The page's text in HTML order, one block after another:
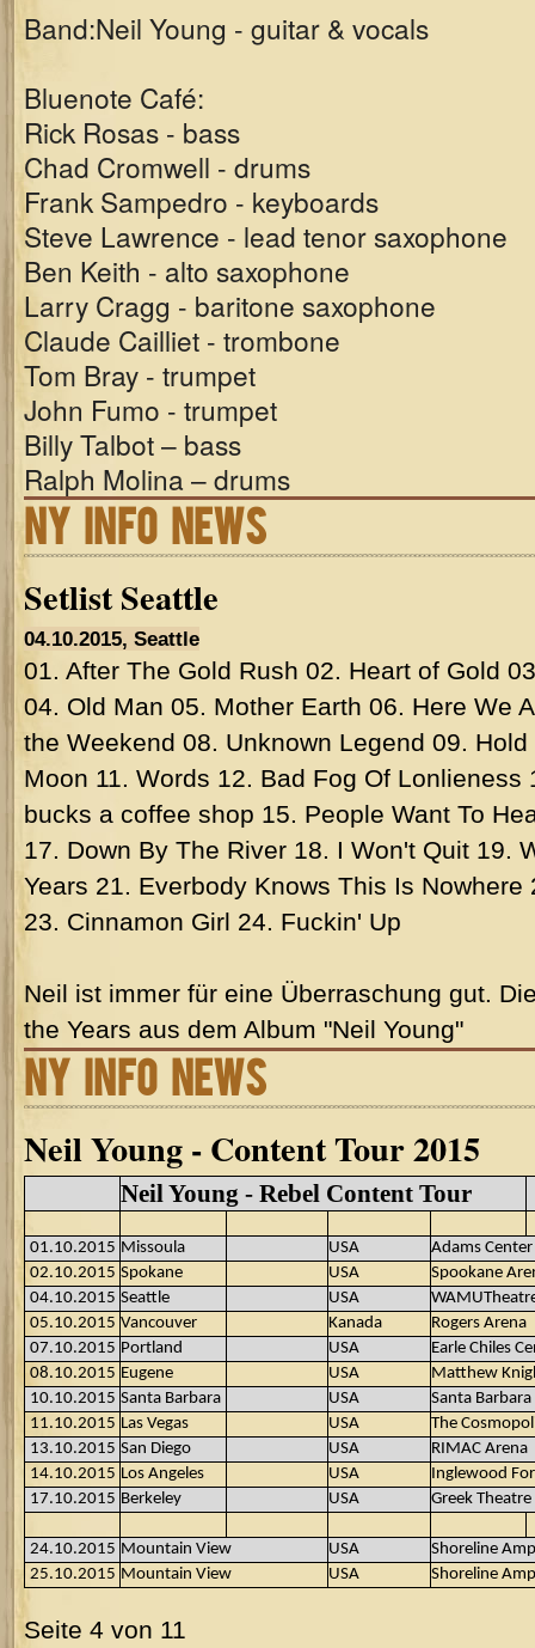
Band:Neil Young - guitar & vocals
Bluenote Café:
Rick Rosas - bass
Chad Cromwell - drums
Frank Sampedro - keyboards
Steve Lawrence - lead tenor saxophone
Ben Keith - alto saxophone
Larry Cragg - baritone saxophone
Claude Cailliet - trombone
Tom Bray - trumpet
John Fumo - trumpet
Billy Talbot – bass
Ralph Molina – drums
NY INFO NEWS
Setlist Seattle
04.10.2015, Seattle
01. After The Gold Rush 02. Heart of Gold
04. Old Man 05. Mother Earth 06. Here We
the Weekend 08. Unknown Legend 09.
Moon 11. Words 12. Bad Fog Of Lonlieness
bucks a coffee shop 15. People Want To
17. Down By The River 18. I Won't Quit 19.
Years 21. Everbody Knows This Is
23. Cinnamon Girl 24. Fuckin' Up
Neil ist immer für eine Überraschung gut.
the Years aus dem Album "Neil Young"
NY INFO NEWS
Neil Young - Content Tour 2015
Neil Young - Rebel Content Tour
01.10.2015 Missoula USA
Adams Center
02.10.2015 Spokane USA
Spookane
04.10.2015 Seattle USA
05.10.2015 Vancouver Kanada
Rogers Arena
07.10.2015 Portland USA
Earle Chiles
08.10.2015 Eugene USA
Matthew
10.10.2015 Santa Barbara USA
Santa
11.10.2015 Las Vegas USA
The
13.10.2015 San Diego USA
RIMAC Arena
14.10.2015 Los Angeles USA
Inglewood
17.10.2015 Berkeley USA Greek Theatre
24.10.2015 Mountain View USA
Shoreline
25.10.2015 Mountain View USA Shoreline
Seite 4 von 11